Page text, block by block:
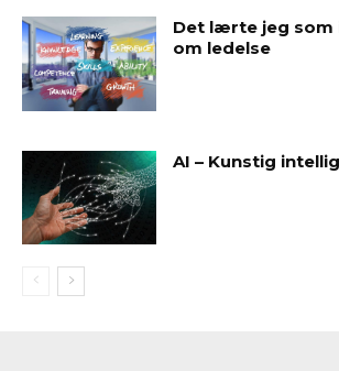
Det lærte jeg
om ledelse
AI – Kunstig